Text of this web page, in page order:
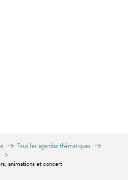
Tous les agendas thématiques
animations et concert